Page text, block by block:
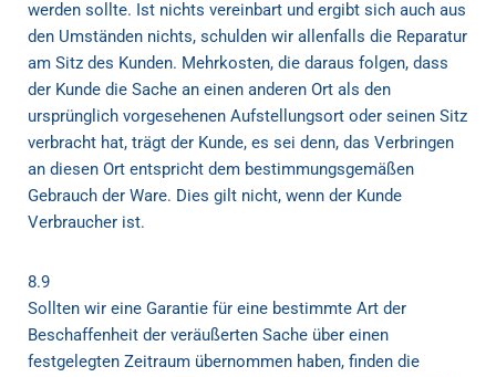
werden sollte. Ist nichts vereinbart und ergibt sich auch aus
den Umständen nichts, schulden wir allenfalls die Reparatur
am Sitz des Kunden. Mehrkosten, die daraus folgen, dass
der Kunde die Sache an einen anderen Ort als den
ursprünglich vorgesehenen Aufstellungsort oder seinen Sitz
verbracht hat, trägt der Kunde, es sei denn, das Verbringen
an diesen Ort entspricht dem bestimmungsgemäßen
Gebrauch der Ware. Dies gilt nicht, wenn der Kunde
Verbraucher ist.
8.9
Sollten wir eine Garantie für eine bestimmte Art der
Beschaffenheit der veräußerten Sache über einen
festgelegten Zeitraum übernommen haben, finden die